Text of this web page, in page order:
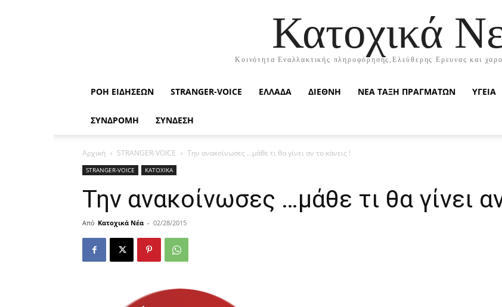
Κατοχικά
Κοινότητα Εναλλακτικής πληροφόρησης,Ελεύθερης Ερευνας και
ΡΟΉ ΕΙΔΉΣΕΩΝ STRANGER-VOICE ΕΛΛΑΔΑ ΔΙΕΘΝΗ ΝΕΑ ΤΑΞΗ ΠΡΑΓΜΑΤΩΝ ΥΓΕΙΑ
ΣΥΝΔΡΟΜΗ ΣΥΝΔΕΣΗ
Αρχική STRANGER-VOICE Την ανακοίνωσες …μάθε τι θα γίνει αν το κάνεις !
STRANGER-VOICE ΚΑΤΟΧΙΚΑ
Την ανακοίνωσες …μάθε τι θα γίνει
Από Κατοχικά Νέα - 02/28/2015